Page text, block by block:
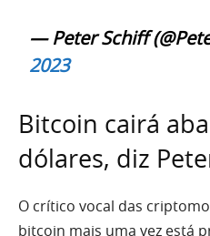
— Peter Schiff
2023
Bitcoin cairá
dólares, diz
O crítico vocal das
bitcoin mais uma vez está